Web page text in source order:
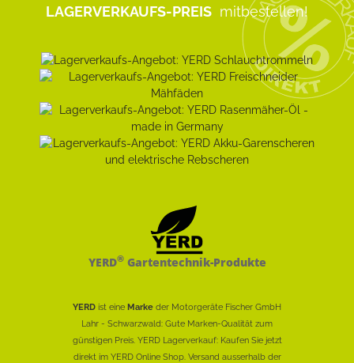
LAGERVERKAUFS-PREIS mitbestellen!
YERD®Gartentechnik-Produkte
YERD ist eine Marke der Motorgeräte Fischer GmbH
Lahr - Schwarzwald: Gute Marken-Qualität zum
günstigen Preis. YERD Lagerverkauf: Kaufen Sie jetzt
direkt im YERD Online Shop. Versand ausserhalb der